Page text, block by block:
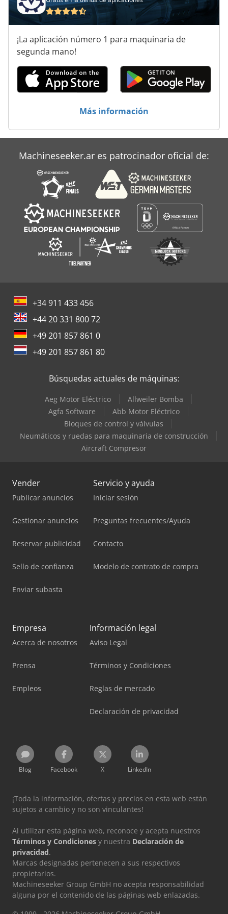
Sistemas De Limpieza
Sistemas De Limpieza De Vapor
Sistemas De Medición
Sistemas De Soldadura
Sistemas De Sujeción
Unidad De Control De Temperatura
¡La aplicación número 1 para maquinaria de
segunda mano!
Más información
Machineseeker.ar es patrocinador oficial de:
+34 911 433 456
+44 20 331 800 72
+49 201 857 861 0
+49 201 857 861 80
Búsquedas actuales de máquinas:
Aeg Motor Eléctrico
Allweiler Bomba
Agfa Software
Abb Motor Eléctrico
Bloques de control y válvulas
Neumáticos y ruedas para maquinaria de construcción
Aircraft Compresor
Vender
Publicar anuncios
Gestionar anuncios
Reservar publicidad
Sello de confianza
Enviar subasta
Servicio y ayuda
Iniciar sesión
Preguntas frecuentes/Ayuda
Contacto
Modelo de contrato de compra
Empresa
Acerca de nosotros
Prensa
Empleos
Información legal
Aviso Legal
Términos y Condiciones
Reglas de mercado
Declaración de privacidad
Blog Facebook X LinkedIn
¡Toda la información, ofertas y precios en esta web están
sujetos a cambio y no son vinculantes!
Al utilizar esta página web, reconoce y acepta nuestros
Términos y Condiciones y nuestra Declaración de
privacidad.
Marcas designadas pertenecen a sus respectivos
propietarios.
Machineseeker Group GmbH no acepta responsabilidad
alguna por el contenido de las páginas web enlazadas.